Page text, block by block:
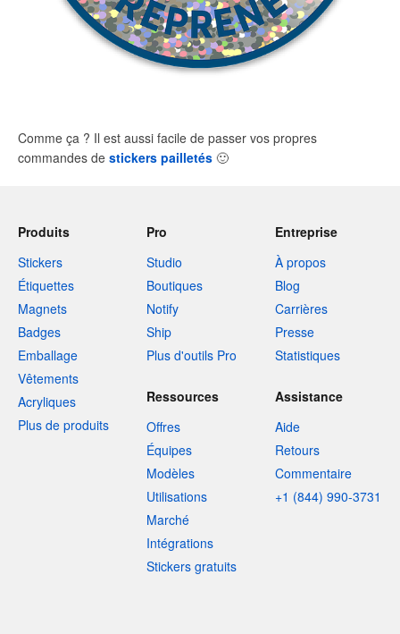
Comme ça ? Il est aussi facile de passer vos propres
commandes de stickers pailletés 🙂
Produits
Stickers
Étiquettes
Magnets
Badges
Emballage
Vêtements
Acryliques
Plus de produits
Pro
Studio
Boutiques
Notify
Ship
Plus d'outils Pro
Entreprise
À propos
Blog
Carrières
Presse
Statistiques
Ressources
Offres
Équipes
Modèles
Utilisations
Marché
Intégrations
Stickers gratuits
Assistance
Aide
Retours
Commentaire
+1 (844) 990-3731